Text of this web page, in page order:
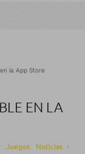
la App Store
EN LA
Juegos Noticias ·